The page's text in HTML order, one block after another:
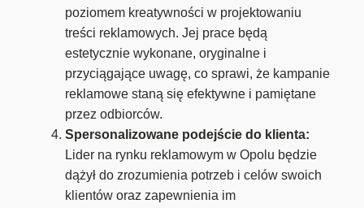
poziomem kreatywności w projektowaniu
treści reklamowych. Jej prace będą
estetycznie wykonane, oryginalne i
przyciągające uwagę, co sprawi, że kampanie
reklamowe staną się efektywne i pamiętane
przez odbiorców.
Spersonalizowane podejście do klienta:
Lider na rynku reklamowym w Opolu będzie
dążył do zrozumienia potrzeb i celów swoich
klientów oraz zapewnienia im